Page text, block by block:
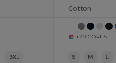
3XL
Cotton
+20 CORES
S M L